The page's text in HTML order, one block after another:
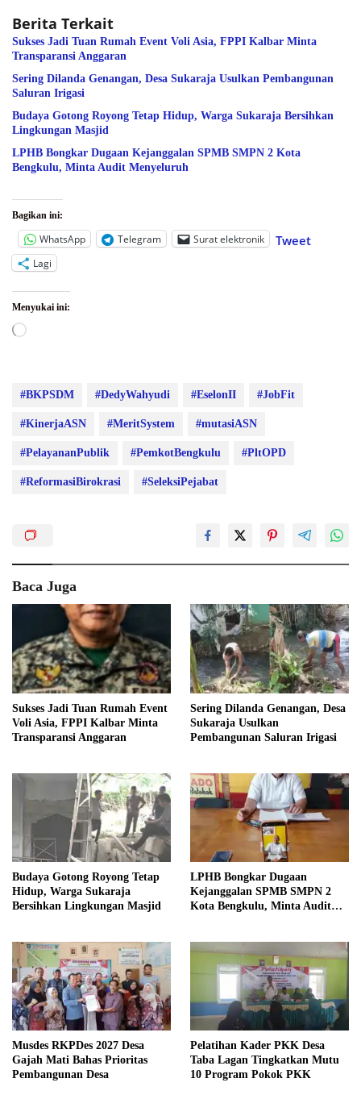
Berita Terkait
Sukses Jadi Tuan Rumah Event Voli Asia, FPPI Kalbar Minta
Transparansi Anggaran
Sering Dilanda Genangan, Desa Sukaraja Usulkan Pembangunan
Saluran Irigasi
Budaya Gotong Royong Tetap Hidup, Warga Sukaraja Bersihkan
Lingkungan Masjid
LPHB Bongkar Dugaan Kejanggalan SPMB SMPN 2 Kota
Bengkulu, Minta Audit Menyeluruh
Bagikan ini:
WhatsApp Telegram Surat elektronik Tweet
Lagi
Menyukai ini:
Memuat...
#BKPSDM #DedyWahyudi #EselonII #JobFit
#KinerjaASN #MeritSystem #mutasiASN
#PelayananPublik #PemkotBengkulu #PltOPD
#ReformasiBirokrasi #SeleksiPejabat
Baca Juga
Sukses Jadi Tuan Rumah Event
Voli Asia, FPPI Kalbar Minta
Transparansi Anggaran
Sering Dilanda Genangan, Desa
Sukaraja Usulkan
Pembangunan Saluran Irigasi
Budaya Gotong Royong Tetap
Hidup, Warga Sukaraja
Bersihkan Lingkungan Masjid
LPHB Bongkar Dugaan
Kejanggalan SPMB SMPN 2
Kota Bengkulu, Minta Audit
Musdes RKPDes 2027 Desa
Gajah Mati Bahas Prioritas
Pembangunan Desa
Pelatihan Kader PKK Desa
Taba Lagan Tingkatkan Mutu
10 Program Pokok PKK